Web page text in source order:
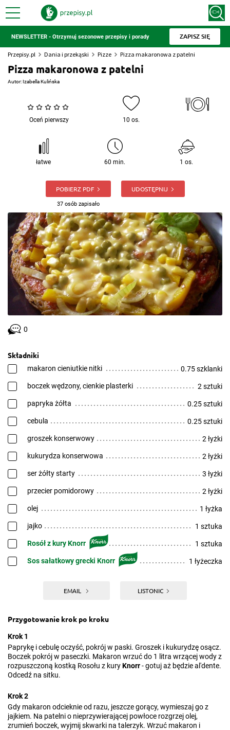
NEWSLETTER - Otrzymuj sezonowe przepisy i porady ZAPISZ SIĘ
Przepisy.pl Dania i przekąski Pizze Pizza makaronowa z patelni
Pizza makaronowa z patelni
Autor:Izabella Kulińska
Oceń pierwszy 10 os.
łatwe 60 min. 1 os.
POBIERZ PDF
37 osób zapisało
UDOSTĘPNIJ
0
Składniki
makaron cieniutkie nitki 0.75 szklanki
boczek wędzony, cienkie plasterki 2 sztuki
papryka żółta 0.25 sztuki
cebula 0.25 sztuki
groszek konserwowy 2 łyżki
kukurydza konserwowa 2 łyżki
ser żółty starty 3 łyżki
przecier pomidorowy 2 łyżki
olej 1 łyżka
jajko 1 sztuka
Rosół z kury Knorr 1 sztuka
Sos sałatkowy grecki Knorr 1 łyżeczka
EMAIL LISTONIC
Przygotowanie krok po kroku
Krok 1
Paprykę i cebulę oczyść, pokrój w paski. Groszek i kukurydzę osącz.
Boczek pokrój w paseczki. Makaron wrzuć do 1 litra wrzącej wody z
rozpuszczoną kostką Rosołu z kuryKnorr- gotuj aż będzie al'dente.
Odcedź na sitku.
Krok 2
Gdy makaron odcieknie od razu, jeszcze gorący, wymieszaj go z
jajkiem. Na patelni o nieprzywierającej powłoce rozgrzej olej,
zrumień boczek, wyjmij skwarki na talerzyk. Wrzuć makaron i